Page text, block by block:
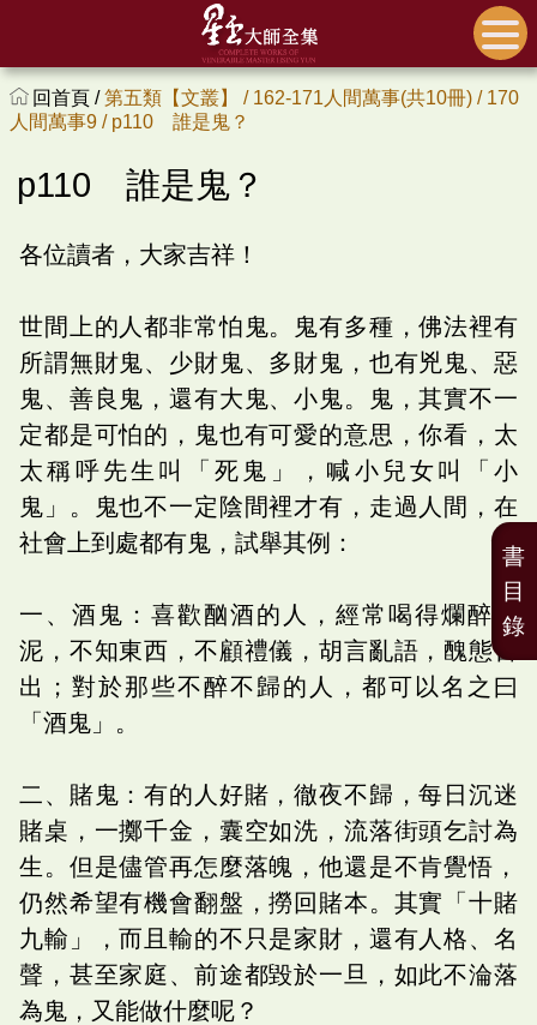
回首頁 /第五類【文叢】 / 162-171人間萬事(共10冊) / 170
人間萬事9 / p110 誰是鬼？
p110 誰是鬼？
各位讀者，大家吉祥！
世間上的人都非常怕鬼。鬼有多種，佛法裡有
所謂無財鬼、少財鬼、多財鬼，也有兇鬼、惡
鬼、善良鬼，還有大鬼、小鬼。鬼，其實不一
定都是可怕的，鬼也有可愛的意思，你看，太
太稱呼先生叫「死鬼」，喊小兒女叫「小
鬼」。鬼也不一定陰間裡才有，走過人間，在
社會上到處都有鬼，試舉其例：
一、酒鬼：喜歡酗酒的人，經常喝得爛醉如
泥，不知東西，不顧禮儀，胡言亂語，醜態百
出；對於那些不醉不歸的人，都可以名之曰
「酒鬼」。
二、賭鬼：有的人好賭，徹夜不歸，每日沉迷
賭桌，一擲千金，囊空如洗，流落街頭乞討為
生。但是儘管再怎麼落魄，他還是不肯覺悟，
仍然希望有機會翻盤，撈回賭本。其實「十賭
九輸」，而且輸的不只是家財，還有人格、名
聲，甚至家庭、前途都毀於一旦，如此不淪落
為鬼，又能做什麼呢？
書
目
錄